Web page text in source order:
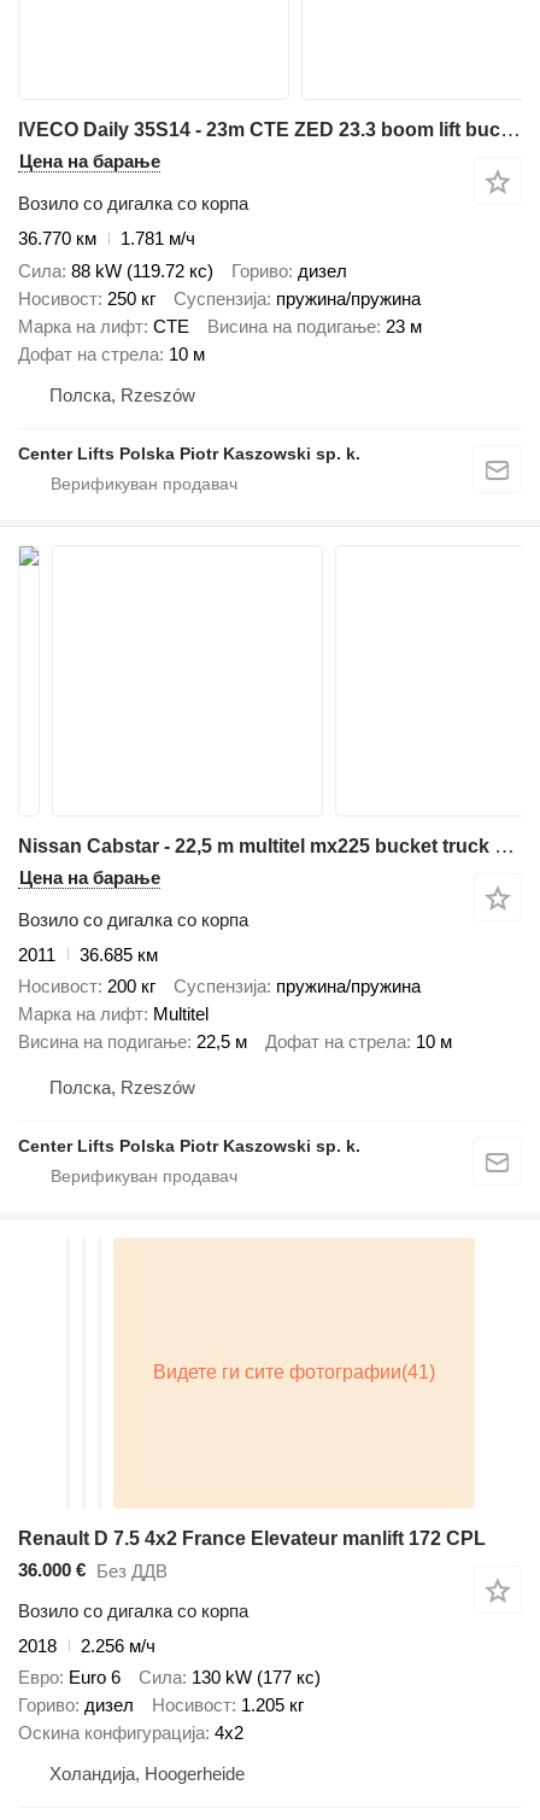
IVECO Daily 35S14 - 23m CTE ZED 23.3 boom lift bucket truck podnośnik
Цена на барање
Возило со дигалка со корпа
36.770 км
1.781 м/ч
Сила 88 kW (119.72 кс) Гориво дизел
Носивост 250 кг Суспензија пружина/пружина
Марка на лифт CTE Висина на подигање 23 м
Дофат на стрела 10 м
Полска, Rzeszów
Center Lifts Polska Piotr Kaszowski sp. k.
Nissan Cabstar - 22,5 m multitel mx225 bucket truck boom lift podnośnik
Цена на барање
Возило со дигалка со корпа
2011
36.685 км
Носивост 200 кг Суспензија пружина/пружина
Марка на лифт Multitel
Висина на подигање 22,5 м Дофат на стрела 10 м
Полска, Rzeszów
Center Lifts Polska Piotr Kaszowski sp. k.
Renault D 7.5 4x2 France Elevateur manlift 172 CPL
36.000 € Без ДДВ
Возило со дигалка со корпа
2018
2.256 м/ч
Евро Euro 6 Сила 130 kW (177 кс)
Гориво дизел Носивост 1.205 кг
Оскина конфигурација 4x2
Холандија, Hoogerheide